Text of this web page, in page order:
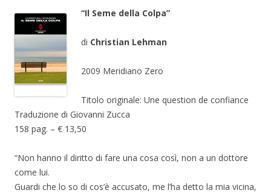
“Il Seme della Colpa”
di Christian Lehman
2009 Meridiano Zero
Titolo originale: Une question de confiance
Traduzione di Giovanni Zucca
158 pag. – € 13,50
“Non hanno il diritto di fare una cosa così, non a un dottore
come lui.
Guardi che lo so di cos’è accusato, me l’ha detto la mia vicina,